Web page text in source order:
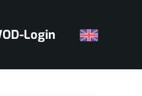
Login